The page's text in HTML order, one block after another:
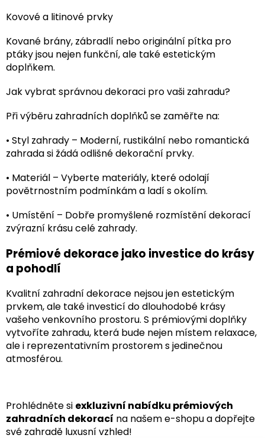
Kovové a litinové prvky
Kované brány, zábradlí nebo originální pítka pro
ptáky jsou nejen funkční, ale také estetickým
doplňkem.
Jak vybrat správnou dekoraci pro vaši zahradu?
Při výběru zahradních doplňků se zaměřte na:
• Styl zahrady – Moderní, rustikální nebo romantická
zahrada si žádá odlišné dekorační prvky.
• Materiál – Vyberte materiály, které odolají
povětrnostním podmínkám a ladí s okolím.
• Umístění – Dobře promyšlené rozmístění dekorací
zvýrazní krásu celé zahrady.
Prémiové dekorace jako investice do krásy
a pohodlí
Kvalitní zahradní dekorace nejsou jen estetickým
prvkem, ale také investicí do dlouhodobé krásy
vašeho venkovního prostoru. S prémiovými doplňky
vytvoříte zahradu, která bude nejen místem relaxace,
ale i reprezentativním prostorem s jedinečnou
atmosférou.
Prohlédněte si exkluzivní nabídku prémiových
zahradních dekorací na našem e-shopu a dopřejte
své zahradě luxusní vzhled!